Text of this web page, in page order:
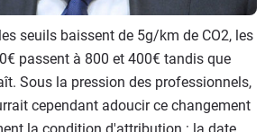
seuils baissent de 5g/km de CO2, les
passent à 800 et 400€ tandis que
Sous la pression des professionnels,
cependant adoucir ce changement
la condition d'attribution : la date